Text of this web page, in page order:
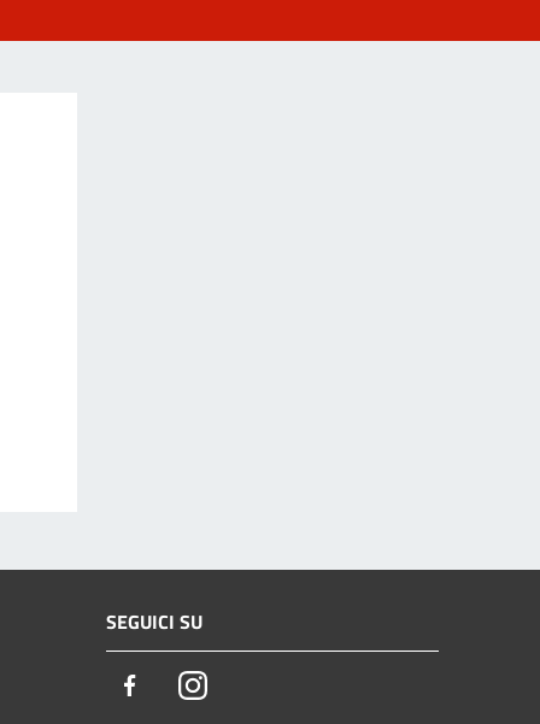
SEGUICI SU
FacebookInstagram